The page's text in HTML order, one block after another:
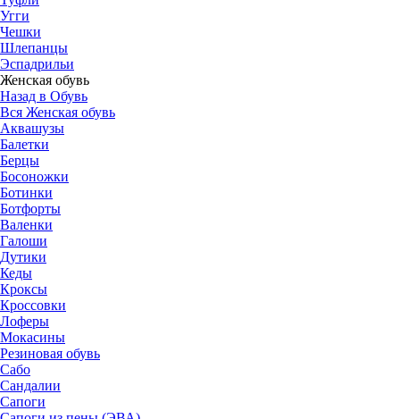
Угги
Чешки
Шлепанцы
Эспадрильи
Женская обувь
Назад в Обувь
Вся Женская обувь
Аквашузы
Балетки
Берцы
Босоножки
Ботинки
Ботфорты
Валенки
Галоши
Дутики
Кеды
Кроксы
Кроссовки
Лоферы
Мокасины
Резиновая обувь
Сабо
Сандалии
Сапоги